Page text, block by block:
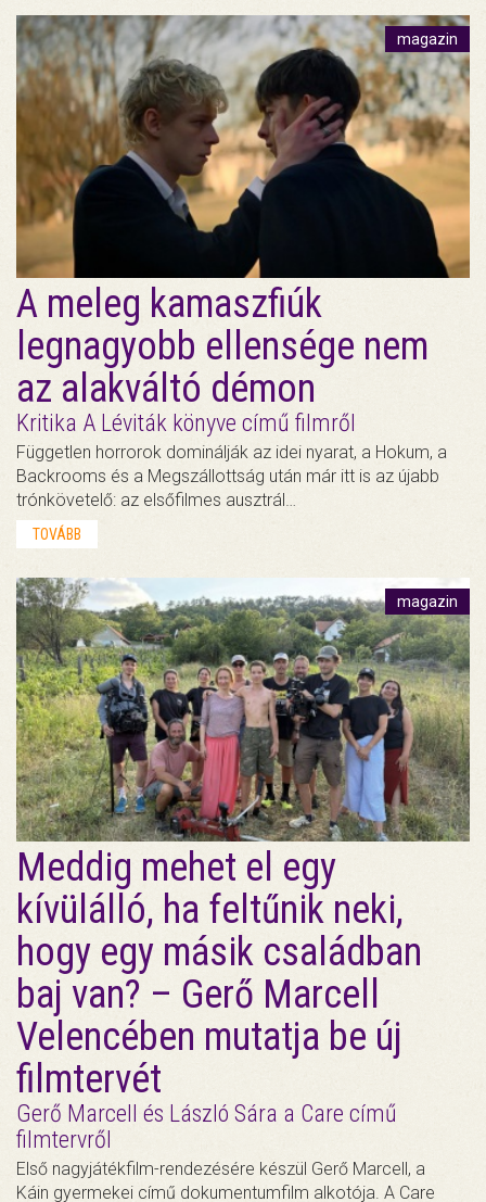
magazin
A meleg kamaszfiúk
legnagyobb ellensége nem
az alakváltó démon
Kritika A Léviták könyve című filmről
Független horrorok dominálják az idei nyarat, a Hokum, a
Backrooms és a Megszállottság után már itt is az újabb
trónkövetelő: az elsőfilmes ausztrál…
TOVÁBB
magazin
Meddig mehet el egy
kívülálló, ha feltűnik neki,
hogy egy másik családban
baj van? – Gerő Marcell
Velencében mutatja be új
filmtervét
Gerő Marcell és László Sára a Care című
filmtervről
Első nagyjátékfilm-rendezésére készül Gerő Marcell, a
Káin gyermekei című dokumentumfilm alkotója. A Care